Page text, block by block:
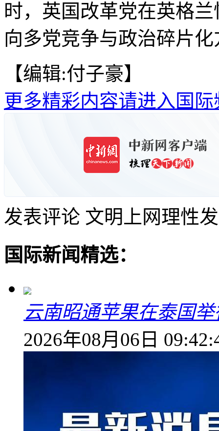
时，英国改革党在英格
向多党竞争与政治碎片
【编辑:付子豪】
更多精彩内容请进入国际
发表评论 文明上网理性
国际新闻精选：
云南昭通苹果在泰国
2026年08月06日